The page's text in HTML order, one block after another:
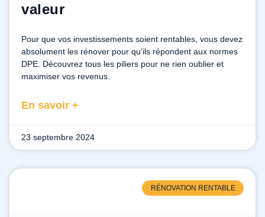
valeur
Pour que vos investissements soient rentables, vous devez
absolument les rénover pour qu’ils répondent aux normes
DPE. Découvrez tous les piliers pour ne rien oublier et
maximiser vos revenus.
En savoir +
23 septembre 2024
RÉNOVATION RENTABLE